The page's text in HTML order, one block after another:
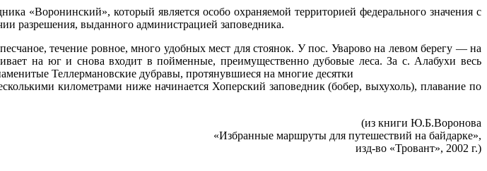
«Воронинский», который является особо охраняемой территорией федерального значения с
разрешения, выданного администрацией заповедника.
течение ровное, много удобных мест для стоянок. У пос. Уварово на левом берегу — на
на юг и снова входит в пойменные, преимущественно дубовые леса. За с. Алабухи весь
Теллермановские дубравы, протянувшиеся на многие десятки
километрами ниже начинается Хоперский заповедник (бобер, выхухоль), плавание по
(из книги Ю.Б.Воронова
«Избранные маршруты для путешествий на байдарке»,
изд-во «Тровант», 2002 г.)